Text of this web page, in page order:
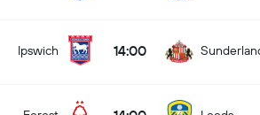
Ipswich 14:00